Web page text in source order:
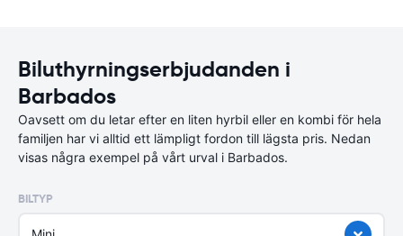
Biluthyrningserbjudanden i
Barbados
Oavsett om du letar efter en liten hyrbil eller en kombi för hela
familjen har vi alltid ett lämpligt fordon till lägsta pris. Nedan
visas några exempel på vårt urval i Barbados.
BILTYP